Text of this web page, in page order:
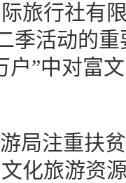
旅行社有
季活动的
户”中对富
局注重扶
化旅游资